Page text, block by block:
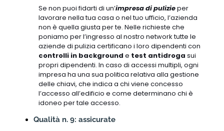
Se non puoi fidarti di un’impresa di pulizieper
lavorare nella tua casa o nel tuo ufficio, l’azienda
non è quella giusta per te. Nelle richieste che
poniamo per l’ingresso al nostro network tutte le
aziende di pulizia certificano i loro dipendenti con
controlli in background e test antidroga sui
propri dipendenti. In caso di accessi multipli, ogni
impresa ha una sua politica relativa alla gestione
delle chiavi, che indica a chi viene concesso
l’accesso all’edificio e come determinano chi è
idoneo per tale accesso.
Qualità n. 9: assicurate